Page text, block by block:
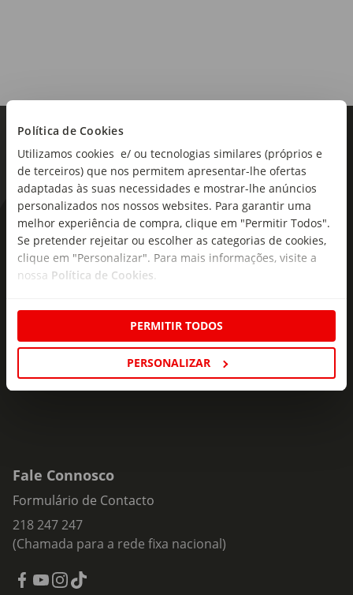
Política de Cookies
Utilizamos cookies e/ ou tecnologias similares (próprios e
de terceiros) que nos permitem apresentar-lhe ofertas
adaptadas às suas necessidades e mostrar-lhe anúncios
personalizados nos nossos websites. Para garantir uma
melhor experiência de compra, clique em "Permitir Todos".
Se pretender rejeitar ou escolher as categorias de cookies,
clique em "Personalizar". Para mais informações, visite a
nossa Política de Cookies.
PERMITIR TODOS
PERSONALIZAR
As novidades mais frescas no
seu e-mail!
mail
Subscrever
Fale Connosco
Formulário de Contacto
218 247 247
(Chamada para a rede fixa nacional)